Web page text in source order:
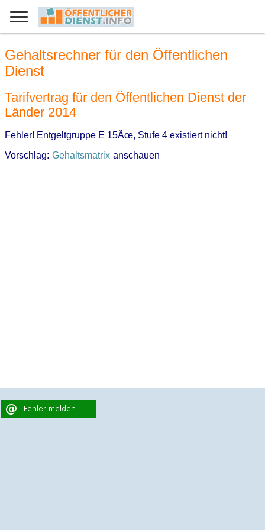
Gehaltsrechner für den Öffentlichen
Dienst
Tarifvertrag für den Öffentlichen Dienst der
Länder 2014
Fehler! Entgeltgruppe E 15Ãœ, Stufe 4 existiert nicht!
Vorschlag: Gehaltsmatrix anschauen